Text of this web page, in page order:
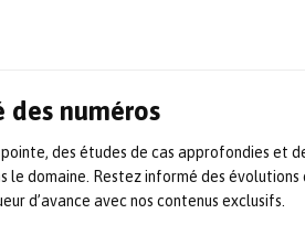
des numéros
des études de cas approfondies et
le domaine. Restez informé des évolutions
d’avance avec nos contenus exclusifs.
vision, contribuent ainsi à
outils d’analyse des
sécurisation des
métrologie favorise la
la consommation